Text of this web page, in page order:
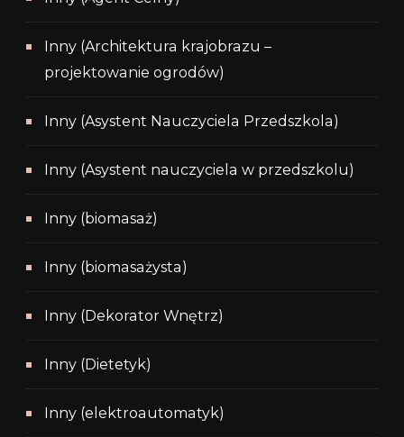
Inny (Architektura krajobrazu –
projektowanie ogrodów)
Inny (Asystent Nauczyciela Przedszkola)
Inny (Asystent nauczyciela w przedszkolu)
Inny (biomasaż)
Inny (biomasażysta)
Inny (Dekorator Wnętrz)
Inny (Dietetyk)
Inny (elektroautomatyk)